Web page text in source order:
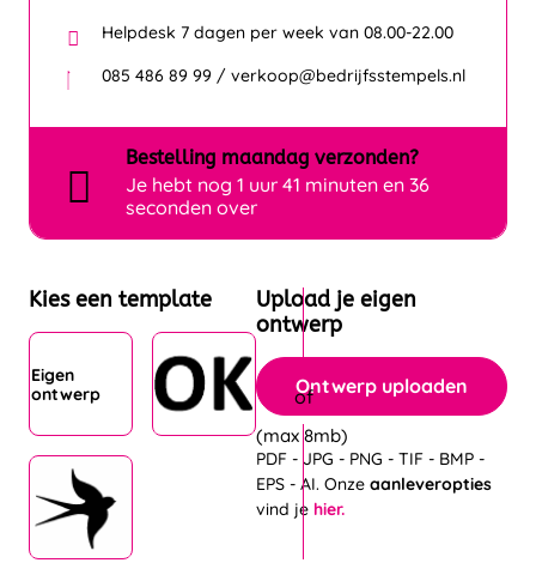
Helpdesk 7 dagen per week van 08.00-22.00
085 486 89 99 / verkoop@bedrijfsstempels.nl
Bestelling maandag verzonden?
Je hebt nog 1 uur 41 minuten en 36
seconden over
Kies een template
Eigen
ontwerp
Upload je eigen
ontwerp
Ontwerp uploaden
(max 8mb)
PDF - JPG - PNG - TIF - BMP -
EPS - AI. Onze aanleveropties
vind je hier.